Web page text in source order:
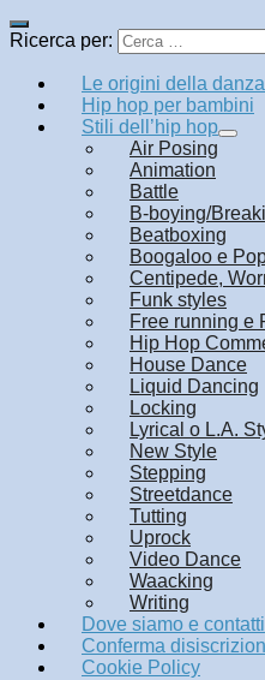
Ricerca per:
Le origini della
Hip hop per bambini
Stili dell’hip hop
Air Posing
Animation
Battle
B-boying/
Beatboxing
Boogaloo e
Centipede,
Funk styles
Free running e
Hip Hop
House Dance
Liquid Dancing
Locking
Lyrical o L.A.
New Style
Stepping
Streetdance
Tutting
Uprock
Video Dance
Waacking
Writing
Dove siamo e contatti
Conferma
Cookie Policy